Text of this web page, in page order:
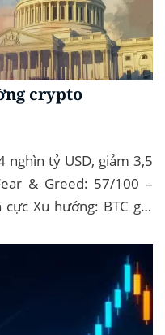
crypto
tỷ USD, giảm 3,5
& Greed: 57/100 –
Xu hướng: BTC giữ